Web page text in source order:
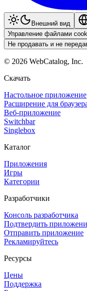
Внешний вид
Управление файлами
Не продавать и не
© 2026 WebCatalog, Inc.
Скачать
Настольное приложение
Расширение для
Веб-приложение
Switchbar
Singlebox
Каталог
Приложения
Игры
Категории
Разработчики
Консоль разработчика
Подтвердить
Отправить приложение
Рекламируйтесь
Ресурсы
Цены
Поддержка